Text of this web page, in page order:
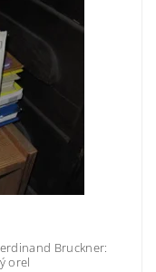
Bruckner:
orel